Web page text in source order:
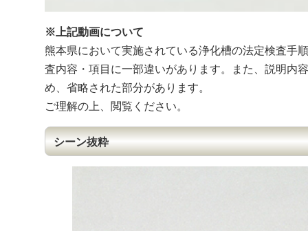
※上記動画について
熊本県において実施されている浄化槽の法定検査手
査内容・項目に一部違いがあります。また、説明内
め、省略された部分があります。
ご理解の上、閲覧ください。
シーン抜粋